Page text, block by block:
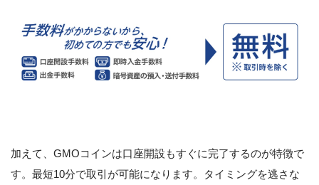
加えて、GMOコインは口座開設もすぐに完了するのが特徴で
す。最短10分で取引が可能になります。タイミングを逃さな